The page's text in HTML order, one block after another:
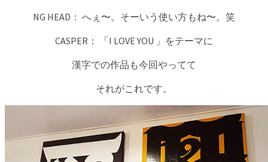
NG HEAD： へぇ〜。そーいう使い方もね〜。笑
CASPER： 「I LOVE YOU 」をテーマに
漢字での作品も今回やってて
それがこれです。